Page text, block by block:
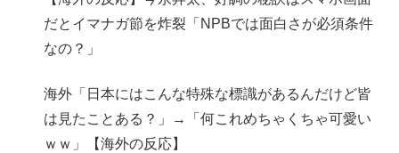
だとイマナガ節を炸裂「NPBでは面白さが必須条件
なの？」
海外「日本にはこんな特殊な標識があるんだけど皆
は見たことある？」→「何これめちゃくちゃ可愛い
ｗｗ」【海外の反応】